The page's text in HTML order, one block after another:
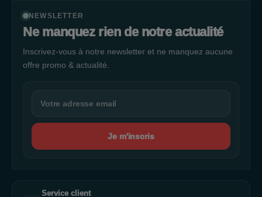
NEWSLETTER
Ne manquez rien de notre actualité
Inscrivez-vous à notre newsletter et ne manquez aucune
offre promo & actualité.
Je m'inscris
Service client